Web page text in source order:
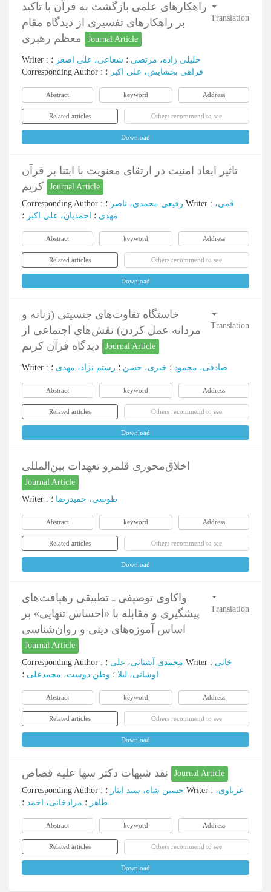
راهکارهای علمی بازگشت به قرآن با تاکید
بر راهکارهای تفسیری از دیدگاه مقام
Journal Article
Translation
Writer : خلیلی زاده، مرتضی ؛ شعاعی، علی اصغر ؛
Corresponding Author : فراهی بخشایش، علی اکبر ؛
Abstract keyword Address
Related articles Others recommend to see
Download
تاثیر ابعاد امنیت در ارتقای معنویت با ابتنا بر قرآن
Journal Article
Corresponding Author : رفیعی محمدی، ناصر Writer : قمی،
مهدی ؛ احمدیان، علی اکبر ؛
Abstract keyword Address
Related articles Others recommend to see
Download
خاستگاه تفاوت‌های جنسیتی (زنانه و
مردانه عمل کردن) نقش‌های اجتماعی از
Journal Article
Translation
Writer : صادقی، محمود ؛ خیری، حسن ؛ رستم نژاد، مهدی ؛
Abstract keyword Address
Related articles Others recommend to see
Download
اخلاق‌محوری قلمرو تعهدات بین‌المللی
Journal Article
Writer : طوسی، حمیدرضا ؛
Abstract keyword Address
Related articles Others recommend to see
Download
واکاوی توصیفی ـ تطبیقی رهیافت‌های
پیشگیری و مقابله با «احساس تنهایی» بر
اساس آموزه‌های دینی و روان‌شناسی
Journal Article
Translation
Corresponding Author : محمدی آشنانی، علی Writer : خانی
اوشانی، لیلا ؛ وطن دوست، محمدعلی ؛
Abstract keyword Address
Related articles Others recommend to see
Download
Journal Article
Corresponding Author : حسین شاه، سید ایثار Writer : غرباوی،
طاهر ؛ مرادخانی، احمد ؛
Abstract keyword Address
Related articles Others recommend to see
Download